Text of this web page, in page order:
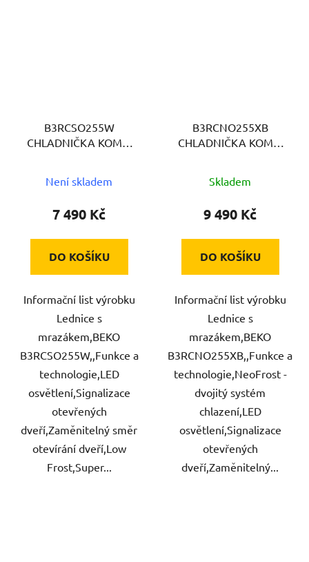
B3RCSO255W
CHLADNIČKA KOMBI
Není skladem
7 490 Kč
DO KOŠÍKU
Informační list výrobku
Lednice s
mrazákem,BEKO
B3RCSO255W,,Funkce a
technologie,LED
osvětlení,Signalizace
otevřených
dveří,Zaměnitelný směr
otevírání dveří,Low
Frost,Super...
B3RCNO255XB
CHLADNIČKA KOMBI
Skladem
9 490 Kč
DO KOŠÍKU
Informační list výrobku
Lednice s
mrazákem,BEKO
B3RCNO255XB,,Funkce a
technologie,NeoFrost -
dvojitý systém
chlazení,LED
osvětlení,Signalizace
otevřených
dveří,Zaměnitelný...